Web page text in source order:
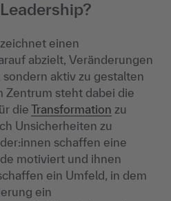
einen
abzielt, Veränderungen
aktiv zu gestalten
Zentrum steht dabei die
die Transformation zu
Unsicherheiten zu
schaffen eine
motiviert und ihnen
ein Umfeld, in dem
ein